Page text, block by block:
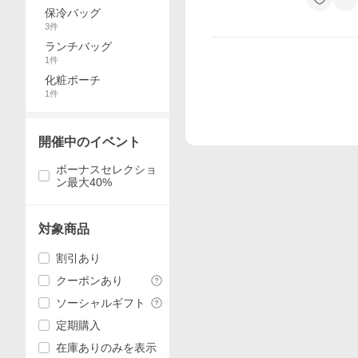
保冷バッグ
3件
ランチバッグ
1件
化粧ポーチ
1件
開催中のイベント
ボーナスセレクショ
ン最大40%
対象商品
割引あり
クーポンあり
ソーシャルギフト
定期購入
在庫ありのみを表示